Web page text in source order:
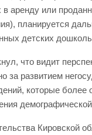
в аренду или
планируется
детских
что видит
за развитием
которые более
Кировской